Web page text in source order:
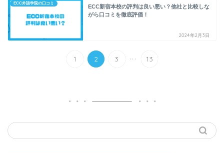
ECC外語学院の口コミ
ECC新宿本校の評判は良い悪い？他社と比較しな
がら口コミを徹底評価！
2024年2月3日
1 2 3 ... 13